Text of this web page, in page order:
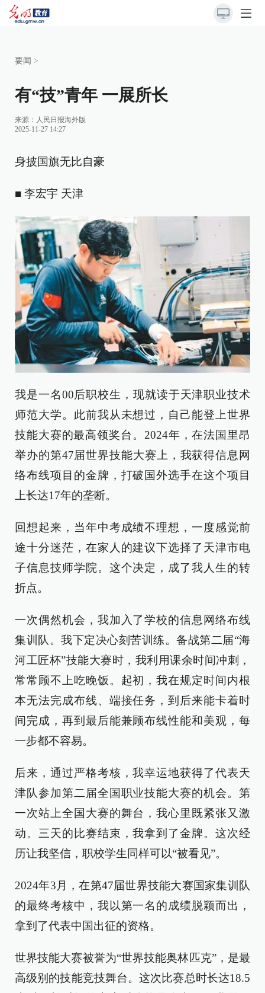
要闻 >
有“技”青年 一展所长
来源： 人民日报海外版
2025-11-27 14:27
身披国旗无比自豪
■ 李宏宇 天津
我是一名00后职校生，现就读于天津职业技术
师范大学。此前我从未想过，自己能登上世界
技能大赛的最高领奖台。2024年，在法国里昂
举办的第47届世界技能大赛上，我获得信息网
络布线项目的金牌，打破国外选手在这个项目
上长达17年的垄断。
回想起来，当年中考成绩不理想，一度感觉前
途十分迷茫，在家人的建议下选择了天津市电
子信息技师学院。这个决定，成了我人生的转
折点。
一次偶然机会，我加入了学校的信息网络布线
集训队。我下定决心刻苦训练。备战第二届“海
河工匠杯”技能大赛时，我利用课余时间冲刺，
常常顾不上吃晚饭。起初，我在规定时间内根
本无法完成布线、端接任务，到后来能卡着时
间完成，再到最后能兼顾布线性能和美观，每
一步都不容易。
后来，通过严格考核，我幸运地获得了代表天
津队参加第二届全国职业技能大赛的机会。第
一次站上全国大赛的舞台，我心里既紧张又激
动。三天的比赛结束，我拿到了金牌。这次经
历让我坚信，职校学生同样可以“被看见”。
2024年3月，在第47届世界技能大赛国家集训队
的最终考核中，我以第一名的成绩脱颖而出，
拿到了代表中国出征的资格。
世界技能大赛被誉为“世界技能奥林匹克”，是最
高级别的技能竞技舞台。这次比赛总时长达18.5